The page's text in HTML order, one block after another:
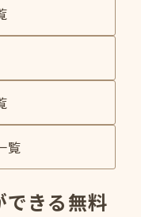
覧
できる無料